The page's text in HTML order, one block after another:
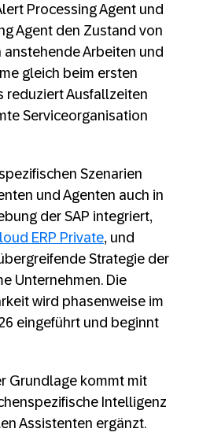
Processing Agent und
Agent den Zustand von
Arbeiten und
gleich beim ersten
reduziert Ausfallzeiten
Serviceorganisation
Szenarien
und Agenten auch in
der SAP integriert,
ERP Private, und
Strategie der
Unternehmen. Die
wird phasenweise im
eingeführt und beginnt
Grundlage kommt mit
Intelligenz
Assistenten ergänzt.